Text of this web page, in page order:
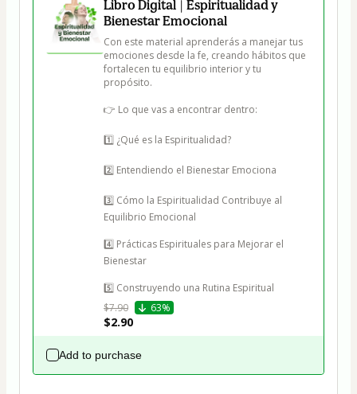
Libro Digital | Espiritualidad y
Bienestar Emocional
Con este material aprenderás a manejar tus
emociones desde la fe, creando hábitos que
fortalecen tu equilibrio interior y tu
propósito.
👉 Lo que vas a encontrar dentro:
1️⃣ ¿Qué es la Espiritualidad?
2️⃣ Entendiendo el Bienestar Emociona
3️⃣ Cómo la Espiritualidad Contribuye al
Equilibrio Emocional
4️⃣ Prácticas Espirituales para Mejorar el
Bienestar
5️⃣ Construyendo una Rutina Espiritual
$7.90
63%
$2.90
Add to purchase